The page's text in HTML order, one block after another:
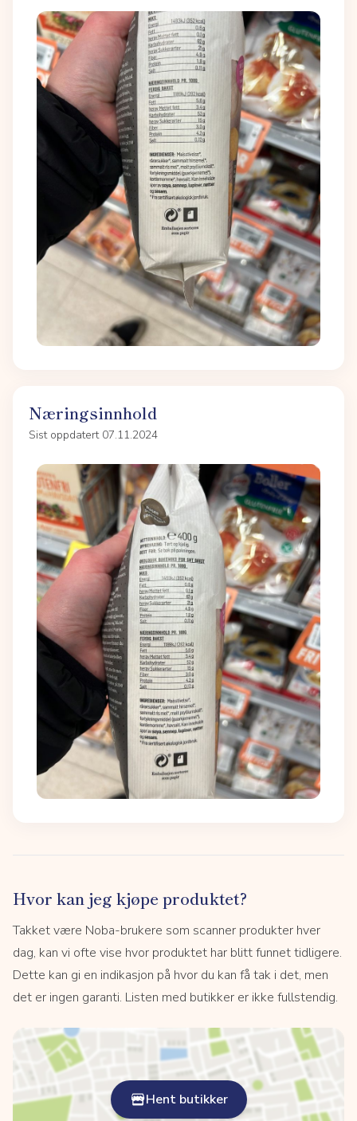
Næringsinnhold
Sist oppdatert 07.11.2024
Hvor kan jeg kjøpe produktet?
Takket være Noba-brukere som scanner produkter hver
dag, kan vi ofte vise hvor produktet har blitt funnet tidligere.
Dette kan gi en indikasjon på hvor du kan få tak i det, men
det er ingen garanti. Listen med butikker er ikke fullstendig.
Hent butikker